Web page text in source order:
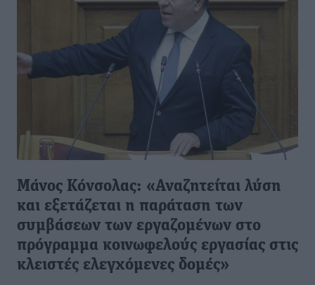
Μάνος Κόνσολας: «Αναζητείται λύση
και εξετάζεται η παράταση των
συμβάσεων των εργαζομένων στο
πρόγραμμα κοινωφελούς εργασίας στις
κλειστές ελεγχόμενες δομές»